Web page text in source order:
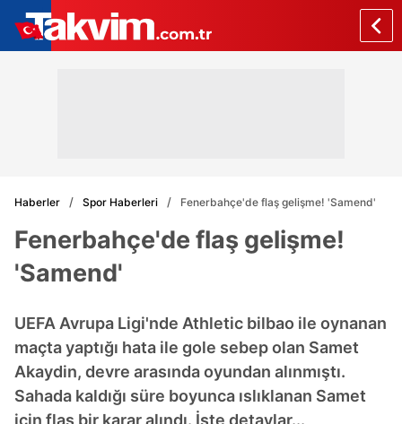
Haberler Spor Haberleri Fenerbahçe'de flaş gelişme! 'Samend'
Fenerbahçe'de flaş gelişme!
'Samend'
UEFA Avrupa Ligi'nde Athletic bilbao ile oynanan
maçta yaptığı hata ile gole sebep olan Samet
Akaydin, devre arasında oyundan alınmıştı.
Sahada kaldığı süre boyunca ıslıklanan Samet
için flaş bir karar alındı. İşte detaylar...